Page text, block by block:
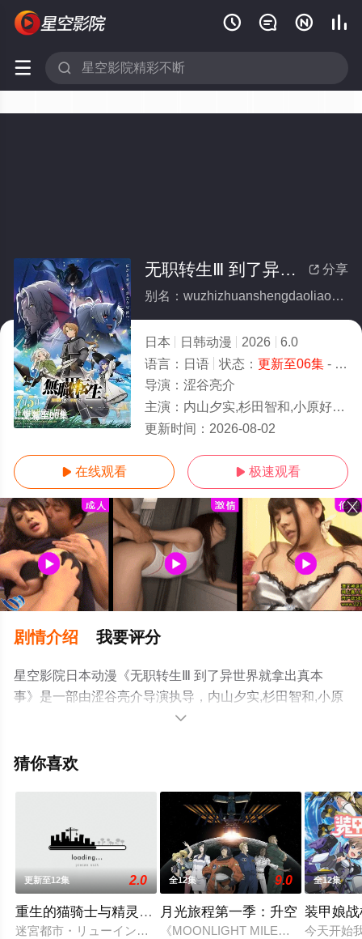
   
 
更新至06集
 分享
无职转生Ⅲ 到了异世界就拿出真本事
别名：wuzhizhuanshengdaoliaoyishijiejiunachuzhenbenshi
日本 日韩动漫 2026
6.0
语言： 日语 状态： 更新至06集- 免费在线观看
导演： 涩谷亮介
主演： 内山夕实,杉田智和,小原好美,茅野爱衣,金元寿子,Lynn,会泽纱弥,高
更新时间： 2026-08-02
 在线观看  极速观看
剧情介绍 我要评分
星空影院日本动漫《无职转生Ⅲ 到了异世界就拿出真本
事》是一部由涩谷亮介导演执导，内山夕实,杉田智和,小原
好美,茅野爱衣,金元寿子,Lynn,会泽纱弥,高田忧希,鹤冈聪,逢
力也等演员精彩演绎的日本动漫，手机免费观看高清未删
至豆瓣动漫、电视猫或剧情网等平台了解。

猜你喜欢
更新至12集 2.0
重生的猫骑士与精灵娘的日常
迷宮都市・リューイン。モンスターはびこる迷宮があるこの
全12集 9.0
月光旅程第一季：升空
《MOONLIGHT MILE》（台译《月
全12集
装甲娘
今天开始